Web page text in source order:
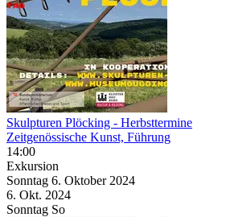
Skulpturen Plöcking - Herbsttermine
Zeitgenössische Kunst, Führung
14:00
Exkursion
Sonntag 6. Oktober 2024
6. Okt. 2024
Sonntag So